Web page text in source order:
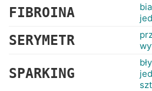
FIBROINA
SERYMETR
SPARKING